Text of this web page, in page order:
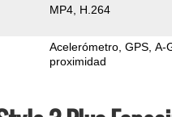
MP4 H.264
Acelerómetro GPS A-
proximidad